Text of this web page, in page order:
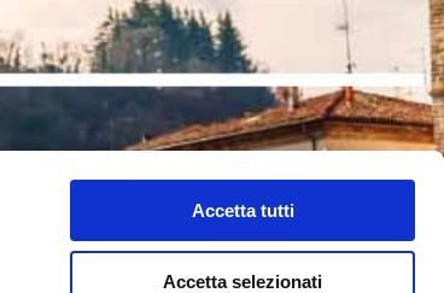
Accetta tutti
Accetta selezionati